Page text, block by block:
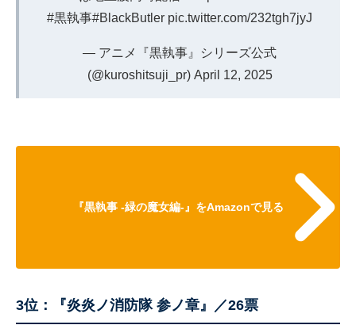
#黒執事#BlackButler pic.twitter.com/232tgh7jyJ
— アニメ『黒執事』シリーズ公式
(@kuroshitsuji_pr) April 12, 2025
『黒執事 -緑の魔女編-』をAmazonで見る
3位：『炎炎ノ消防隊 参ノ章』／26票